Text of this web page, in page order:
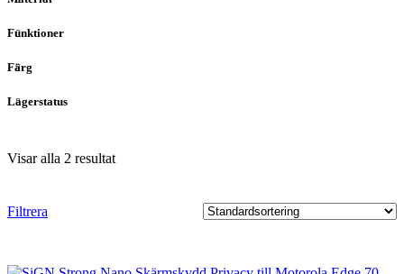
Funktioner
Färg
Lagerstatus
Visar alla 2 resultat
Filtrera